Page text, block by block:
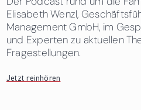
Elisabeth Wenzl,
Management GmbH, im
und Experten zu aktuellen
Fragestellungen.
Jetzt reinhören